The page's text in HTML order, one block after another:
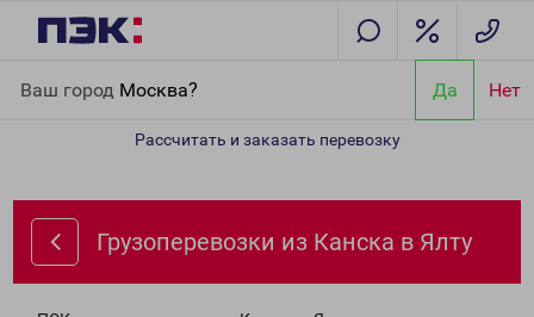
Ваш город Москва? Да Нет
Рассчитать и заказать перевозку
Грузоперевозки из Канска в Ялту